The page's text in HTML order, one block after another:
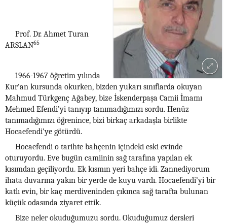
Prof. Dr. Ahmet Turan
ARSLAN65
1966-1967 öğretim yılında
Kur’an kursunda okurken, bizden yukarı sınıflarda okuyan
Mahmud Türkgenç Ağabey, bize İskenderpaşa Camii İmamı
Mehmed Efendi’yi tanıyıp tanımadığımızı sordu. Henüz
tanımadığımızı öğrenince, bizi birkaç arkadaşla birlikte
Hocaefendi’ye götürdü.
Hocaefendi o tarihte bahçenin içindeki eski evinde
oturuyordu. Eve bugün camiinin sağ tarafına yapılan ek
kısımdan geçiliyordu. Ek kısmın yeri bahçe idi. Zannediyorum
ihata duvarına yakın bir yerde de kuyu vardı. Hocaefendi’yi bir
katlı evin, bir kaç merdiveninden çıkınca sağ tarafta bulunan
küçük odasında ziyaret ettik.
Bize neler okuduğumuzu sordu. Okuduğumuz dersleri